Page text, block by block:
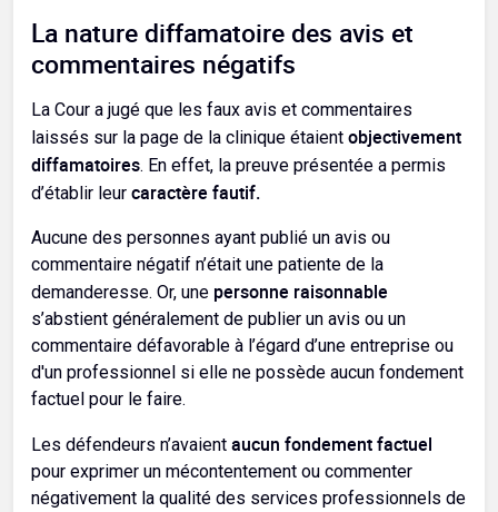
La nature diffamatoire des avis et
commentaires négatifs
La Cour a jugé que les faux avis et commentaires
laissés sur la page de la clinique étaient objectivement
diffamatoires. En effet, la preuve présentée a permis
d’établir leur caractère fautif.
Aucune des personnes ayant publié un avis ou
commentaire négatif n’était une patiente de la
demanderesse. Or, une personne raisonnable
s’abstient généralement de publier un avis ou un
commentaire défavorable à l’égard d’une entreprise ou
d'un professionnel si elle ne possède aucun fondement
factuel pour le faire.
Les défendeurs n’avaient aucun fondement factuel
pour exprimer un mécontentement ou commenter
négativement la qualité des services professionnels de